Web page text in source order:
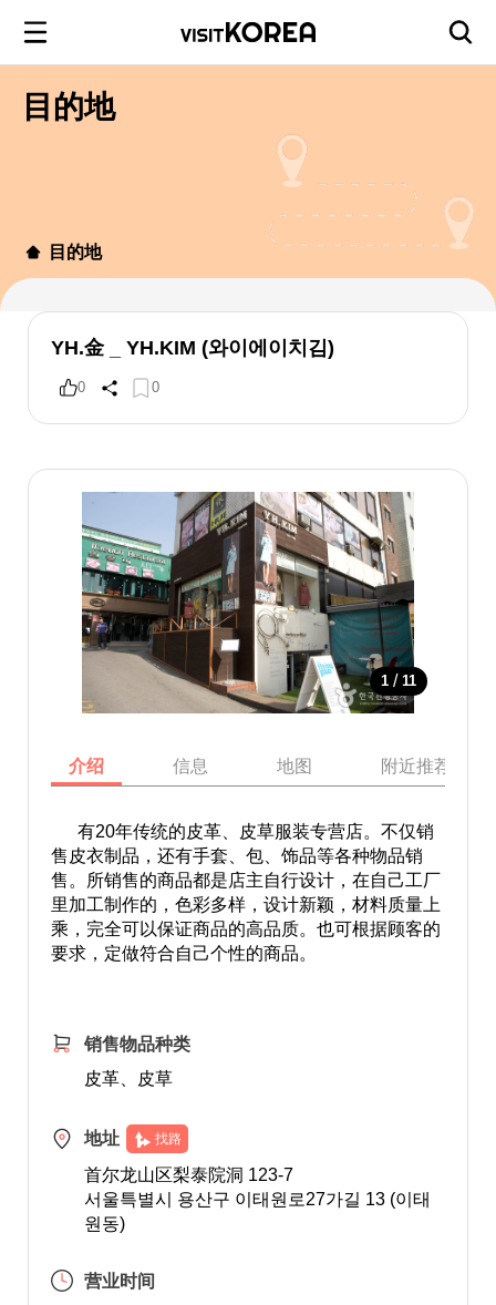
目的地
目的地
YH.金 _ YH.KIM (와이에이치김)
0 0
1 / 11
介绍 信息 地图 附近推荐景点
有20年传统的皮革、皮草服装专营店。不仅销
售皮衣制品，还有手套、包、饰品等各种物品销
售。所销售的商品都是店主自行设计，在自己工厂
里加工制作的，色彩多样，设计新颖，材料质量上
乘，完全可以保证商品的高品质。也可根据顾客的
要求，定做符合自己个性的商品。
销售物品种类
皮革、皮草
地址 找路
首尔龙山区梨泰院洞 123-7
서울특별시 용산구 이태원로27가길 13 (이태
원동)
营业时间